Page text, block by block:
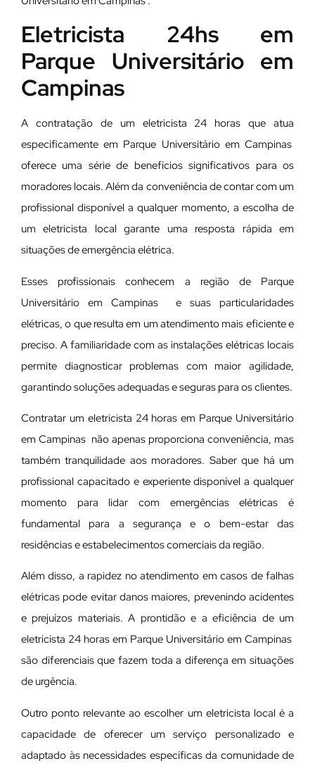
Eletricista 24hs em
Parque Universitário em
Campinas
A contratação de um eletricista 24 horas que atua
especificamente em Parque Universitário em Campinas
oferece uma série de benefícios significativos para os
moradores locais. Além da conveniência de contar com um
profissional disponível a qualquer momento, a escolha de
um eletricista local garante uma resposta rápida em
situações de emergência elétrica.
Esses profissionais conhecem a região de Parque
Universitário em Campinas e suas particularidades
elétricas, o que resulta em um atendimento mais eficiente e
preciso. A familiaridade com as instalações elétricas locais
permite diagnosticar problemas com maior agilidade,
garantindo soluções adequadas e seguras para os clientes.
Contratar um eletricista 24 horas em Parque Universitário
em Campinas não apenas proporciona conveniência, mas
também tranquilidade aos moradores. Saber que há um
profissional capacitado e experiente disponível a qualquer
momento para lidar com emergências elétricas é
fundamental para a segurança e o bem-estar das
residências e estabelecimentos comerciais da região.
Além disso, a rapidez no atendimento em casos de falhas
elétricas pode evitar danos maiores, prevenindo acidentes
e prejuízos materiais. A prontidão e a eficiência de um
eletricista 24 horas em Parque Universitário em Campinas
são diferenciais que fazem toda a diferença em situações
de urgência.
Outro ponto relevante ao escolher um eletricista local é a
capacidade de oferecer um serviço personalizado e
adaptado às necessidades específicas da comunidade de